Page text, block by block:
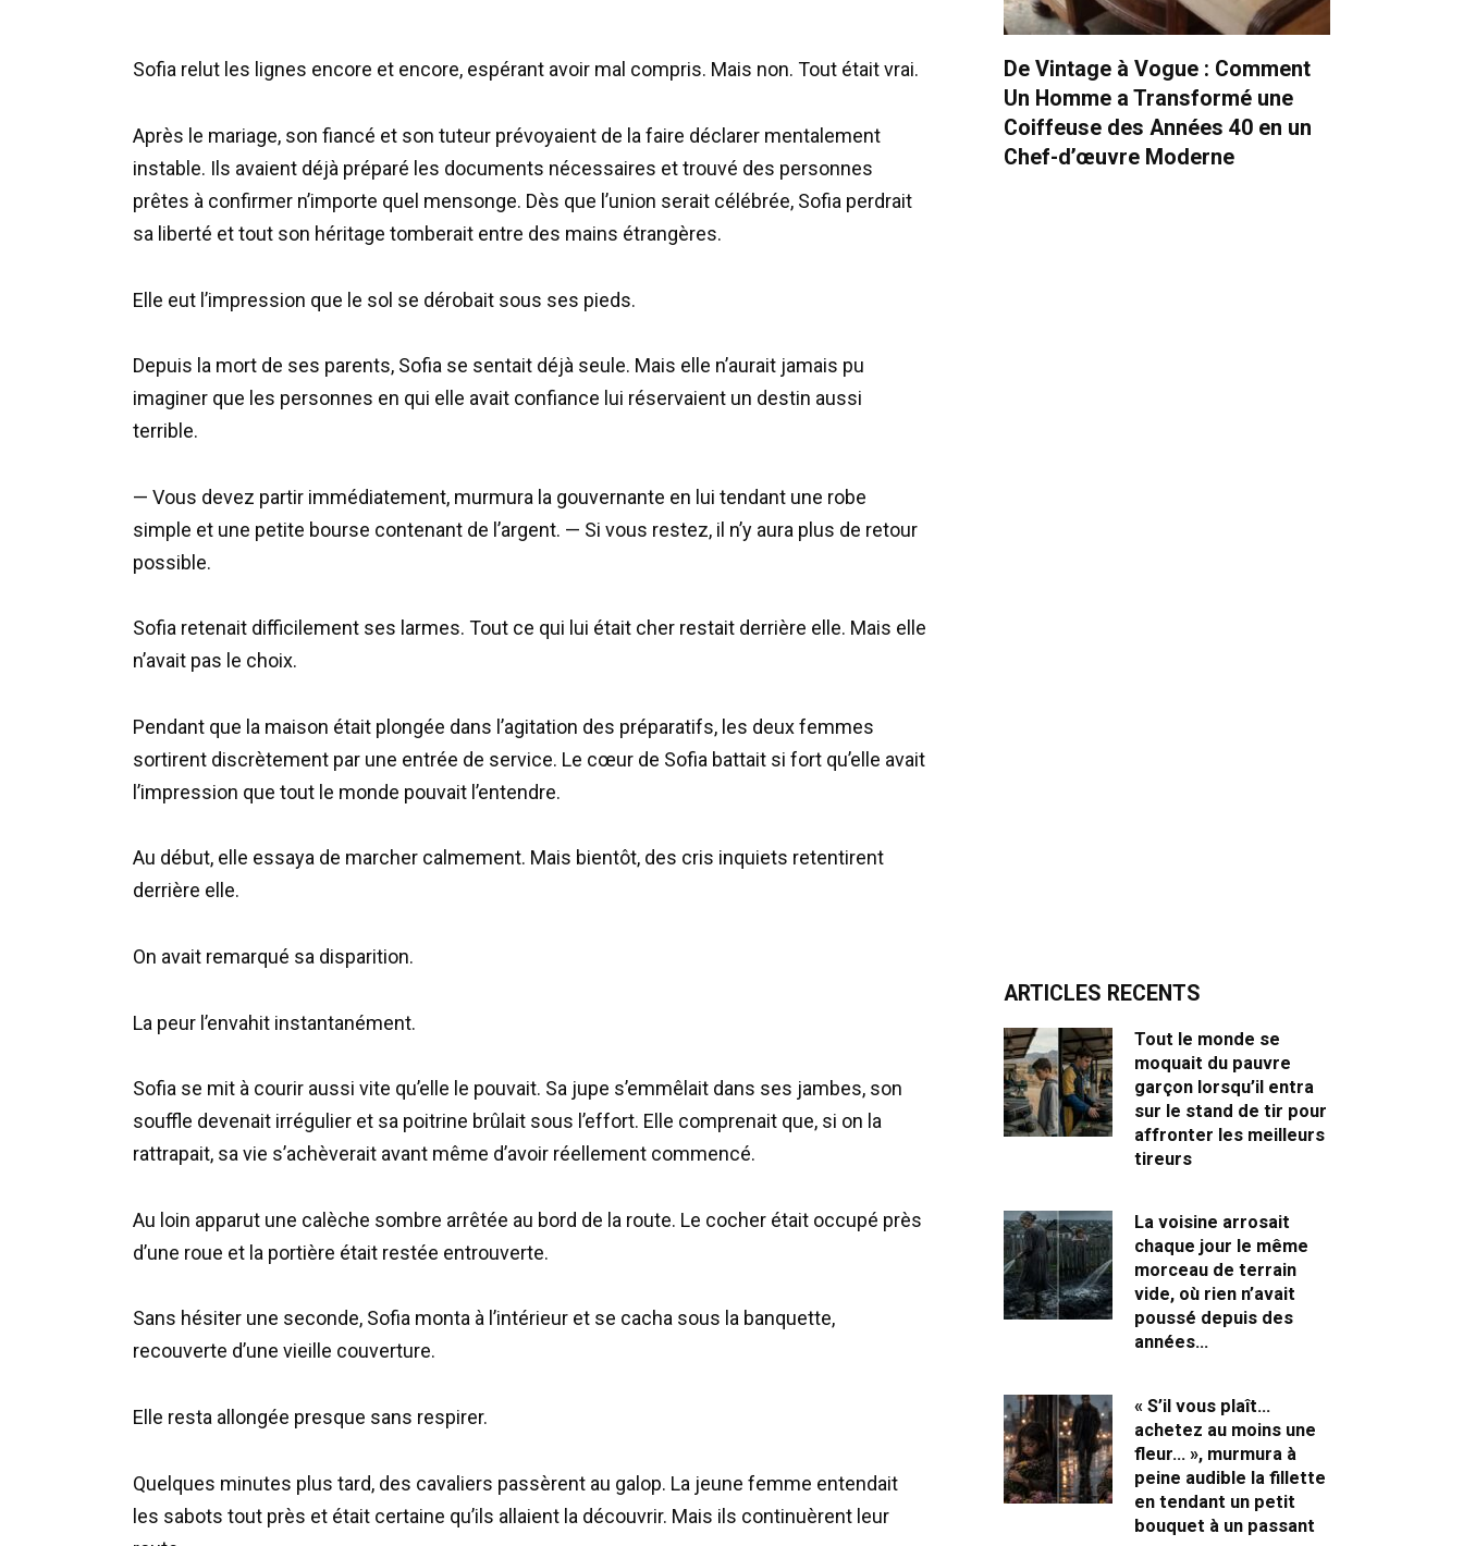
Sofia relut les lignes encore et encore, espérant avoir mal compris. Mais non. Tout était vrai.
Après le mariage, son fiancé et son tuteur prévoyaient de la faire déclarer mentalement
instable. Ils avaient déjà préparé les documents nécessaires et trouvé des personnes
prêtes à confirmer n’importe quel mensonge. Dès que l’union serait célébrée, Sofia perdrait
sa liberté et tout son héritage tomberait entre des mains étrangères.
Elle eut l’impression que le sol se dérobait sous ses pieds.
Depuis la mort de ses parents, Sofia se sentait déjà seule. Mais elle n’aurait jamais pu
imaginer que les personnes en qui elle avait confiance lui réservaient un destin aussi
terrible.
— Vous devez partir immédiatement, murmura la gouvernante en lui tendant une robe
simple et une petite bourse contenant de l’argent. — Si vous restez, il n’y aura plus de retour
possible.
Sofia retenait difficilement ses larmes. Tout ce qui lui était cher restait derrière elle. Mais elle
n’avait pas le choix.
Pendant que la maison était plongée dans l’agitation des préparatifs, les deux femmes
sortirent discrètement par une entrée de service. Le cœur de Sofia battait si fort qu’elle avait
l’impression que tout le monde pouvait l’entendre.
Au début, elle essaya de marcher calmement. Mais bientôt, des cris inquiets retentirent
derrière elle.
On avait remarqué sa disparition.
La peur l’envahit instantanément.
Sofia se mit à courir aussi vite qu’elle le pouvait. Sa jupe s’emmêlait dans ses jambes, son
souffle devenait irrégulier et sa poitrine brûlait sous l’effort. Elle comprenait que, si on la
rattrapait, sa vie s’achèverait avant même d’avoir réellement commencé.
Au loin apparut une calèche sombre arrêtée au bord de la route. Le cocher était occupé près
d’une roue et la portière était restée entrouverte.
Sans hésiter une seconde, Sofia monta à l’intérieur et se cacha sous la banquette,
recouverte d’une vieille couverture.
Elle resta allongée presque sans respirer.
Quelques minutes plus tard, des cavaliers passèrent au galop. La jeune femme entendait
les sabots tout près et était certaine qu’ils allaient la découvrir. Mais ils continuèrent leur
De Vintage à Vogue : Comment
Un Homme a Transformé une
Coiffeuse des Années 40 en un
Chef-d’œuvre Moderne
ARTICLES RECENTS
Tout le monde se
moquait du pauvre
garçon lorsqu’il entra
sur le stand de tir pour
affronter les meilleurs
tireurs
La voisine arrosait
chaque jour le même
morceau de terrain
vide, où rien n’avait
poussé depuis des
années…
« S’il vous plaît…
achetez au moins une
fleur… », murmura à
peine audible la fillette
en tendant un petit
bouquet à un passant